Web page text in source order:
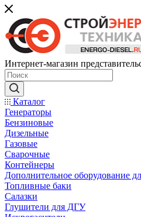
Интернет-магазин
Каталог
Генераторы
Бензиновые
Дизельные
Газовые
Сварочные
Контейнеры
Дополнительное оборудование
Топливные баки
Салазки
Глушители для ДГУ